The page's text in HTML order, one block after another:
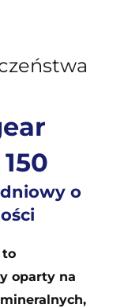
o
to
oparty na